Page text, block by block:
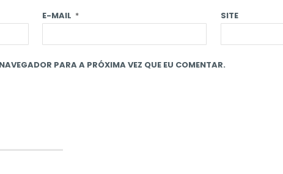
E-MAIL * SITE
PARA A PRÓXIMA VEZ QUE EU COMENTAR.